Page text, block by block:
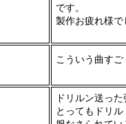
です。
製作お疲れ様で
こういう曲す
ドリルン送っ
とってもドリ